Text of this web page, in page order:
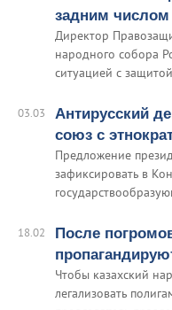
задним
Директор
народного собора
ситуацией с
Духовного
возглавляет
03.03
Антирусский
союз с
Предложение
зафиксировать в
Камилю
18.02
После
Чтобы казахский
легализовать